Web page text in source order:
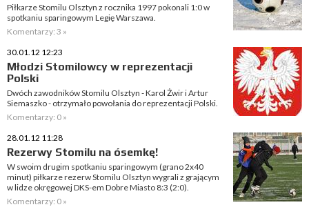
Piłkarze Stomilu Olsztyn z rocznika 1997 pokonali 1:0 w
spotkaniu sparingowym Legię Warszawa.
Komentarzy: 3 »
30.01.12 12:23
Młodzi Stomilowcy w reprezentacji
Polski
Dwóch zawodników Stomilu Olsztyn - Karol Żwir i Artur
Siemaszko - otrzymało powołania do reprezentacji Polski.
Komentarzy: 0 »
28.01.12 11:28
Rezerwy Stomilu na ósemkę!
W swoim drugim spotkaniu sparingowym (grano 2x40
minut) piłkarze rezerw Stomilu Olsztyn wygrali z grającym
w lidze okręgowej DKS-em Dobre Miasto 8:3 (2:0).
Komentarzy: 0 »